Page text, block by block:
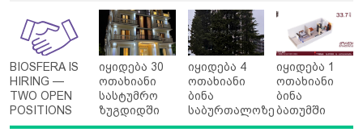
BIOSFERA IS
HIRING —
TWO OPEN
POSITIONS
იყიდება 30
ოთახიანი
სასტუმრო
ზუგდიდში
იყიდება 4
ოთახიანი
ბინა
საბურთალოზე
იყიდება 1
ოთახიანი
ბინა
ბათუმში